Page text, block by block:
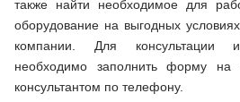
также найти необходимое для
оборудование на выгодных
компании. Для консультации
необходимо заполнить форму на
консультантом по телефону.